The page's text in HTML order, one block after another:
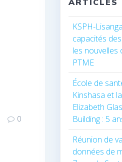
0
ARTICLES
KSPH-
capacités
les nouvelles
PTME
École de
Kinshasa et
Elizabeth
Building : 5
Réunion de
données de